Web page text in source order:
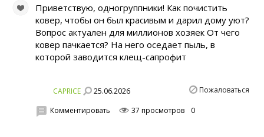
Приветствую, одногруппники! Как почистить
ковер, чтобы он был красивым и дарил дому уют?
Вопрос актуален для миллионов хозяек От чего
ковер пачкается? На него оседает пыль, в
которой заводится клещ-сапрофит
CAPRICE 25.06.2026 Пожаловаться
Комментировать 37 просмотров 0